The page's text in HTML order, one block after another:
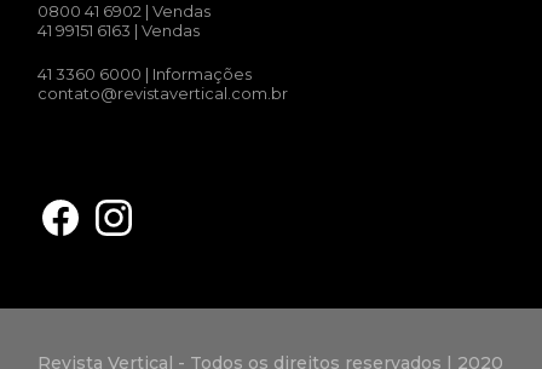
0800 41 6902 | Vendas
41 99151 6163 | Vendas
41 3360 6000 | Informações
contato@revistavertical.com.br
Revista Vertical - Todos os direitos reservados | 2020